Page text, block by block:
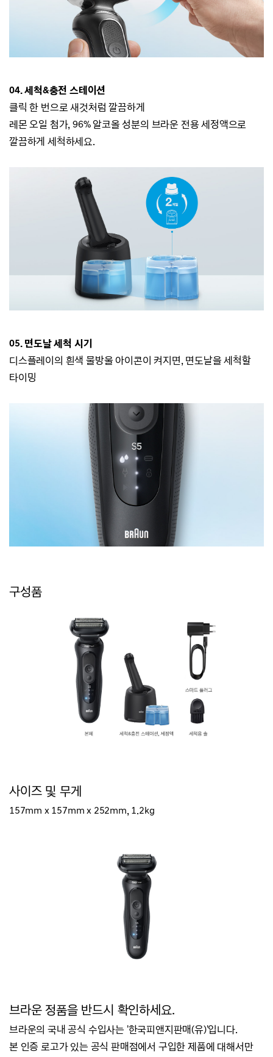
04. 세척&충전 스테이션
클릭 한 번으로 새것처럼 깔끔하게
레몬 오일 첨가, 96% 알코올 성분의 브라운 전용 세정액으로
깔끔하게 세척하세요.
05. 면도날 세척 시기
디스플레이의 흰색 물방울 아이콘이 켜지면, 면도날을 세척할
타이밍
구성품
사이즈 및 무게
157mm x 157mm x 252mm, 1.2kg
브라운 정품을 반드시 확인하세요.
브라운의 국내 공식 수입사는 '한국피앤지판매(유)'입니다.
본 인증 로고가 있는 공식 판매점에서 구입한 제품에 대해서만